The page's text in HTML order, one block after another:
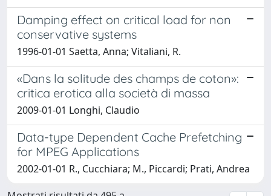
Damping effect on critical load for non
conservative systems
1996-01-01 Saetta, Anna; Vitaliani, R.
«Dans la solitude des champs de coton»:
critica erotica alla società di massa
2009-01-01 Longhi, Claudio
Data-type Dependent Cache Prefetching
for MPEG Applications
2002-01-01 R., Cucchiara; M., Piccardi; Prati, Andrea